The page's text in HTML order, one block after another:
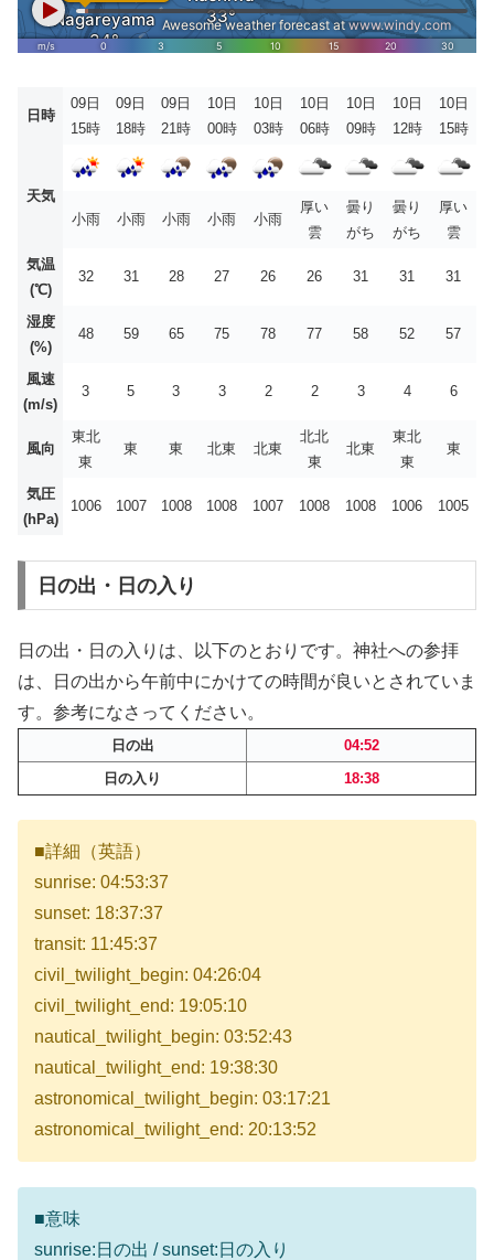
日時
09日
15時
09日
18時
09日
21時
10日
00時
10日
03時
10日
06時
10日
09時
10日
12時
10日
15時
天気
小雨
小雨 小雨 小雨 小雨
厚い
雲
曇り
がち
曇り
がち
厚い
雲
気温
(℃)
32 31 28 27 26 26 31 31 31
湿度
(%)
48 59 65 75 78 77 58 52 57
風速
(m/s)
3 5 3 3 2 2 3 4 6
風向
東北
東
東 東 北東 北東
北北
東
北東
東北
東
東
気圧
(hPa)
1006 1007 1008 1008 1007 1008 1008 1006 1005
日の出・日の入り
日の出・日の入りは、以下のとおりです。神社への参拝
は、日の出から午前中にかけての時間が良いとされていま
す。参考になさってください。
日の出
04:52
日の入り
18:38
■詳細（英語）
sunrise: 04:53:37
sunset: 18:37:37
transit: 11:45:37
civil_twilight_begin: 04:26:04
civil_twilight_end: 19:05:10
nautical_twilight_begin: 03:52:43
nautical_twilight_end: 19:38:30
astronomical_twilight_begin: 03:17:21
astronomical_twilight_end: 20:13:52
■意味
sunrise:日の出 / sunset:日の入り